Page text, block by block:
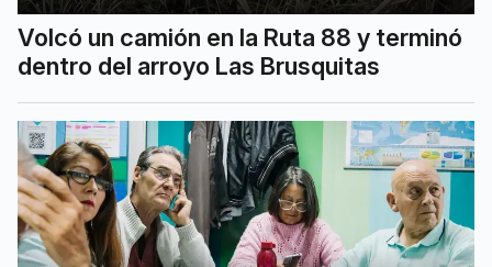
Volcó un camión en la Ruta 88 y terminó
dentro del arroyo Las Brusquitas